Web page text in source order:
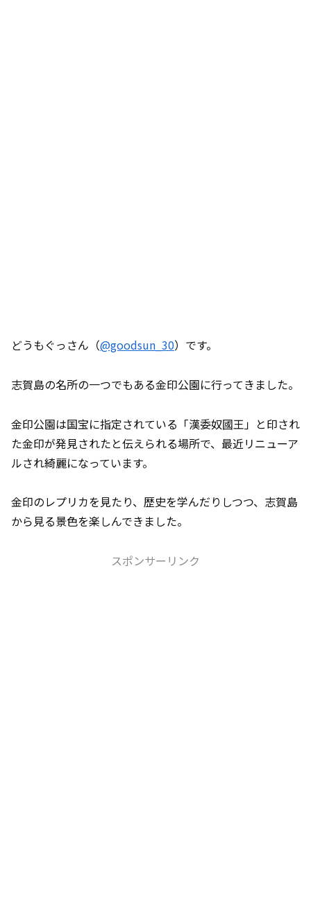
どうもぐっさん（@goodsun_30）です。
志賀島の名所の一つでもある金印公園に行ってきました。
金印公園は国宝に指定されている「漢委奴國王」と印され
た金印が発見されたと伝えられる場所で、最近リニューア
ルされ綺麗になっています。
金印のレプリカを見たり、歴史を学んだりしつつ、志賀島
から見る景色を楽しんできました。
スポンサーリンク